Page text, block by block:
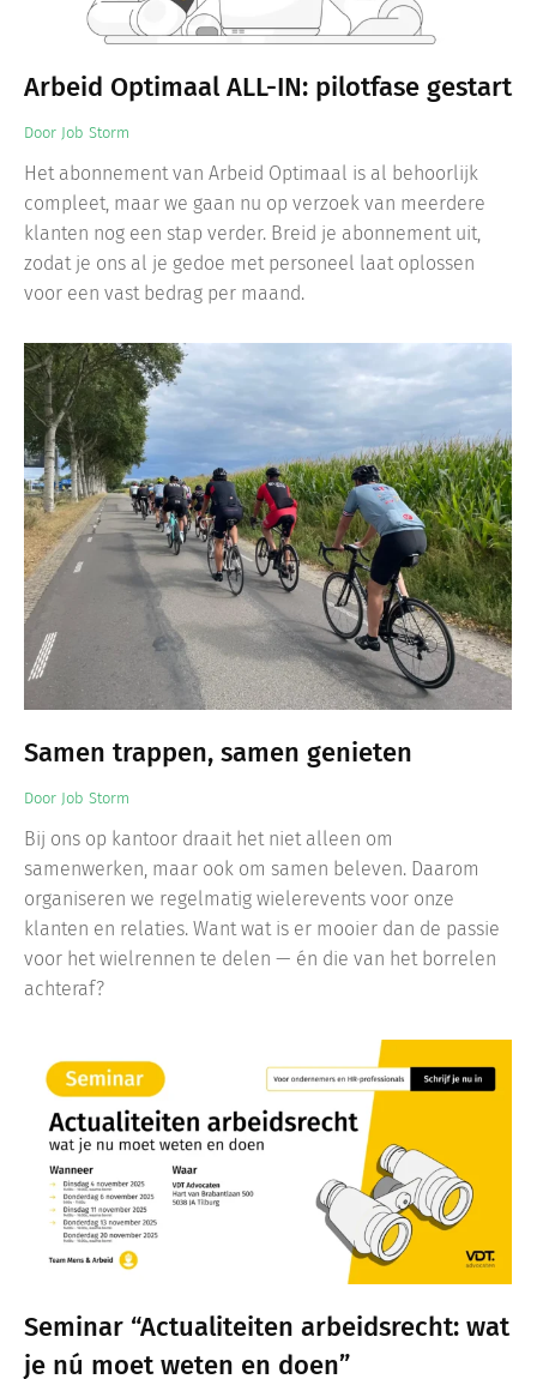
Arbeid Optimaal ALL-IN: pilotfase gestart
Door Job Storm
Het abonnement van Arbeid Optimaal is al behoorlijk
compleet, maar we gaan nu op verzoek van meerdere
klanten nog een stap verder. Breid je abonnement uit,
zodat je ons al je gedoe met personeel laat oplossen
voor een vast bedrag per maand.
Samen trappen, samen genieten
Door Job Storm
Bij ons op kantoor draait het niet alleen om
samenwerken, maar ook om samen beleven. Daarom
organiseren we regelmatig wielerevents voor onze
klanten en relaties. Want wat is er mooier dan de passie
voor het wielrennen te delen — én die van het borrelen
achteraf?
Seminar “Actualiteiten arbeidsrecht: wat
je nú moet weten en doen”